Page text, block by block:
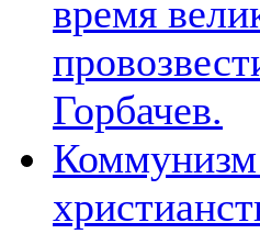
время
Горбачев.